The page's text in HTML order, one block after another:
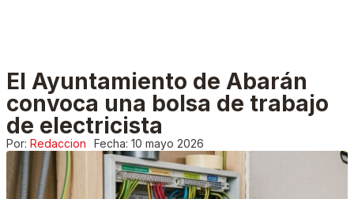
El Ayuntamiento de Abarán
convoca una bolsa de trabajo
de electricista
Por: Redaccion Fecha: 10 mayo 2026